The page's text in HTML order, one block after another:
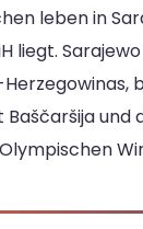
leben in
liegt.
und